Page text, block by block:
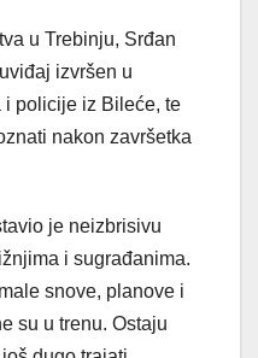
u Trebinju, Srđan
izvršen u
i policije iz Bileće, te
nakon završetka
je neizbrisivu
i sugrađanima.
snove, planove i
su u trenu. Ostaju